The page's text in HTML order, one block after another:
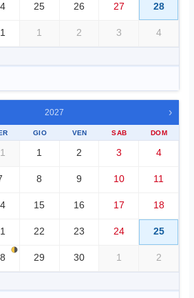
25 26 27 28
1 2 3 4
2027 ›
GIO VEN SAB DOM
1 2 3 4
8 9 10 11
15 16 17 18
22 23 24 25
29 30 1 2